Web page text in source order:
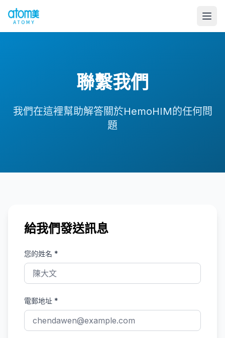
聯繫我們
我們在這裡幫助解答關於HemoHIM的任何問
題
給我們發送訊息
您的姓名 *
電郵地址 *